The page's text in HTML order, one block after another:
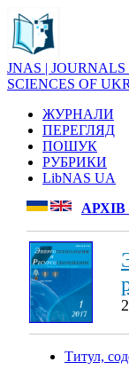
JNAS |
SCIENCES OF
ЖУРНАЛИ
ПЕРЕГЛЯД
ПОШУК
РУБРИКИ
LibNAS UA
АРХІВ
Титул,